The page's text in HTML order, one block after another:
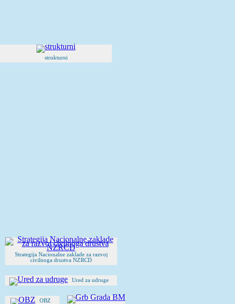
strukturni
Strategija Nacionalne zaklade za razvoj
civilnoga drustva NZRCD
Ured za udruge
OBZ